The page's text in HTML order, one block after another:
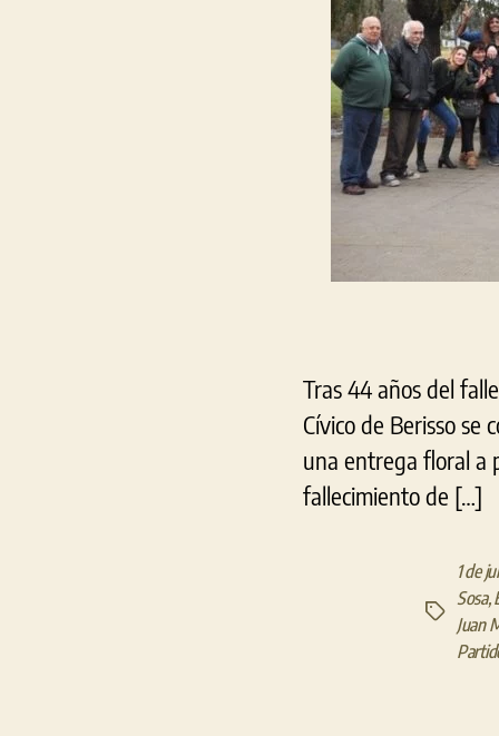
Tras 44 años del
Cívico de Berisso se
una entrega floral a
fallecimiento de […]
Etiquetas
1 de
Sosa,
Juan